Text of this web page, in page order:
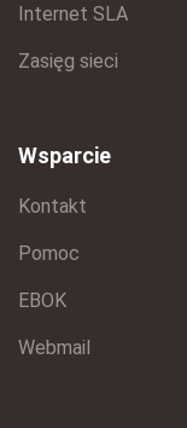
Internet SLA
Zasięg sieci
Wsparcie
Kontakt
Pomoc
EBOK
Webmail